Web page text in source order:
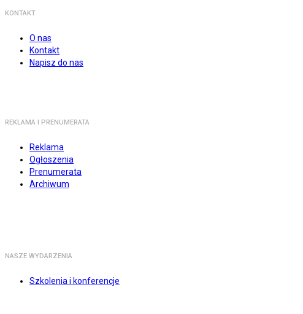
KONTAKT
O nas
Kontakt
Napisz do nas
REKLAMA I PRENUMERATA
Reklama
Ogłoszenia
Prenumerata
Archiwum
NASZE WYDARZENIA
Szkolenia i konferencje